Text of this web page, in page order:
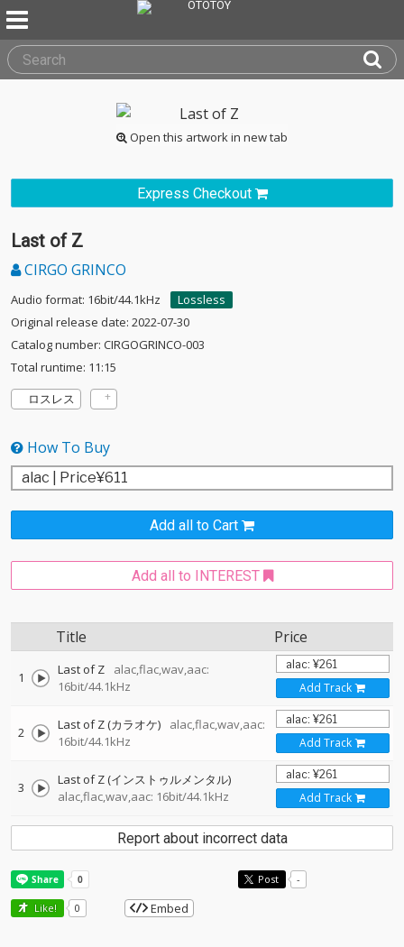
Open this artwork in new tab
Express Checkout
Last of Z
CIRGO GRINCO
Audio format: 16bit/44.1kHz
Lossless
Original release date: 2022-07-30
Catalog number: CIRGOGRINCO-003
Total runtime: 11:15
ロスレス
How To Buy
Add all to Cart
Add all to INTEREST
Title Price
1 Last of Z
alac,flac,wav,aac:
16bit/44.1kHz
Add Track
2 Last of Z (カラオケ)
alac,flac,wav,aac:
16bit/44.1kHz
Add Track
3
Last of Z (インストゥルメンタル)
alac,flac,wav,aac: 16bit/44.1kHz
Add Track
Report about incorrect data
Post -
Like! 0 Embed